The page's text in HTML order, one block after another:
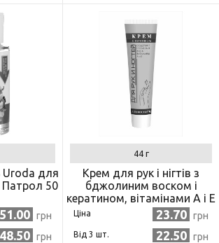
для
Патрол 50
51.00 грн
48.50 грн
44 г
Крем для рук і нігтів з
бджолиним воском і
кератином, вітамінами А і Е
44 г (4820058760369)
Ціна 23.70 грн
Від 3 шт. 22.50 грн